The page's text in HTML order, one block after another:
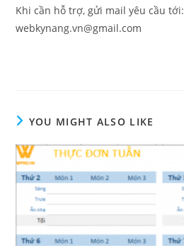
Khi cần hỗ trợ, gửi mail yêu cầu tới:
webkynang.vn@gmail.com
YOU MIGHT ALSO LIKE